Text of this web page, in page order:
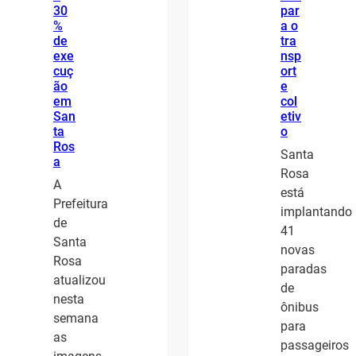
30
%
de
exe
cuç
ão
em
San
ta
Ros
a
A
Prefeitura
de
Santa
Rosa
atualizou
nesta
semana
as
par
a o
tra
nsp
ort
e
col
etiv
o
Santa
Rosa
está
implantando
41
novas
paradas
de
ônibus
para
passageiros